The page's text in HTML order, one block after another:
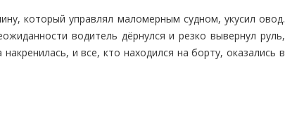
который управлял маломерным судном, укусил овод.
водитель дёрнулся и резко вывернул руль,
накренилась, и все, кто находился на борту, оказались в